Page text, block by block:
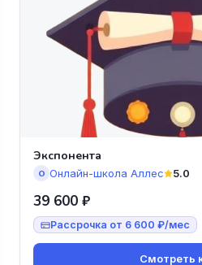
Экспонента
О Онлайн-школа Аллес 5.0
39 600 ₽
Рассрочка от 6 600 ₽/мес
Смотреть